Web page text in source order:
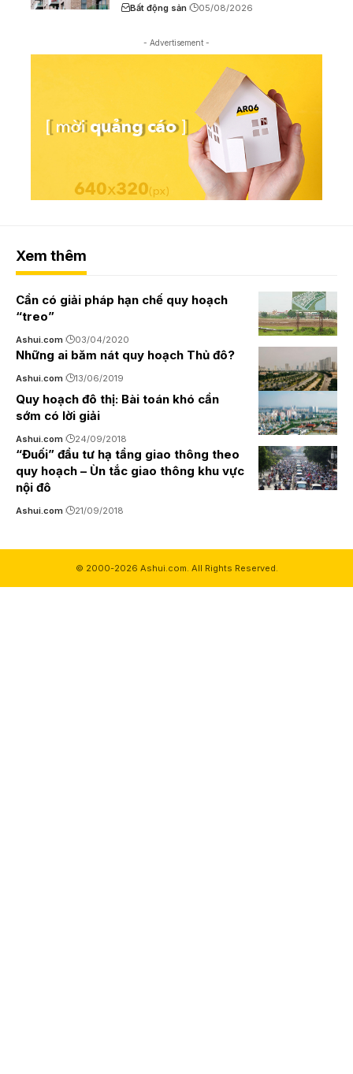
Bất động sản 05/08/2026
- Advertisement -
Xem thêm
Cần có giải pháp hạn chế quy hoạch
“treo”
Ashui.com 03/04/2020
Những ai băm nát quy hoạch Thủ đô?
Ashui.com 13/06/2019
Quy hoạch đô thị: Bài toán khó cần
sớm có lời giải
Ashui.com 24/09/2018
“Đuối” đầu tư hạ tầng giao thông theo
quy hoạch – Ùn tắc giao thông khu vực
nội đô
Ashui.com 21/09/2018
© 2000-2026 Ashui.com. All Rights Reserved.